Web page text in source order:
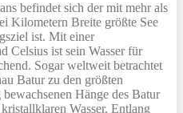
befindet sich der mit mehr als
Kilometern Breite größte See
ist. Mit einer
Celsius ist sein Wasser für
Sogar weltweit betrachtet
Batur zu den größten
Hänge des Batur
Wasser. Entlang